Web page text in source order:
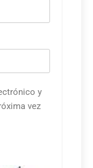
y
vez